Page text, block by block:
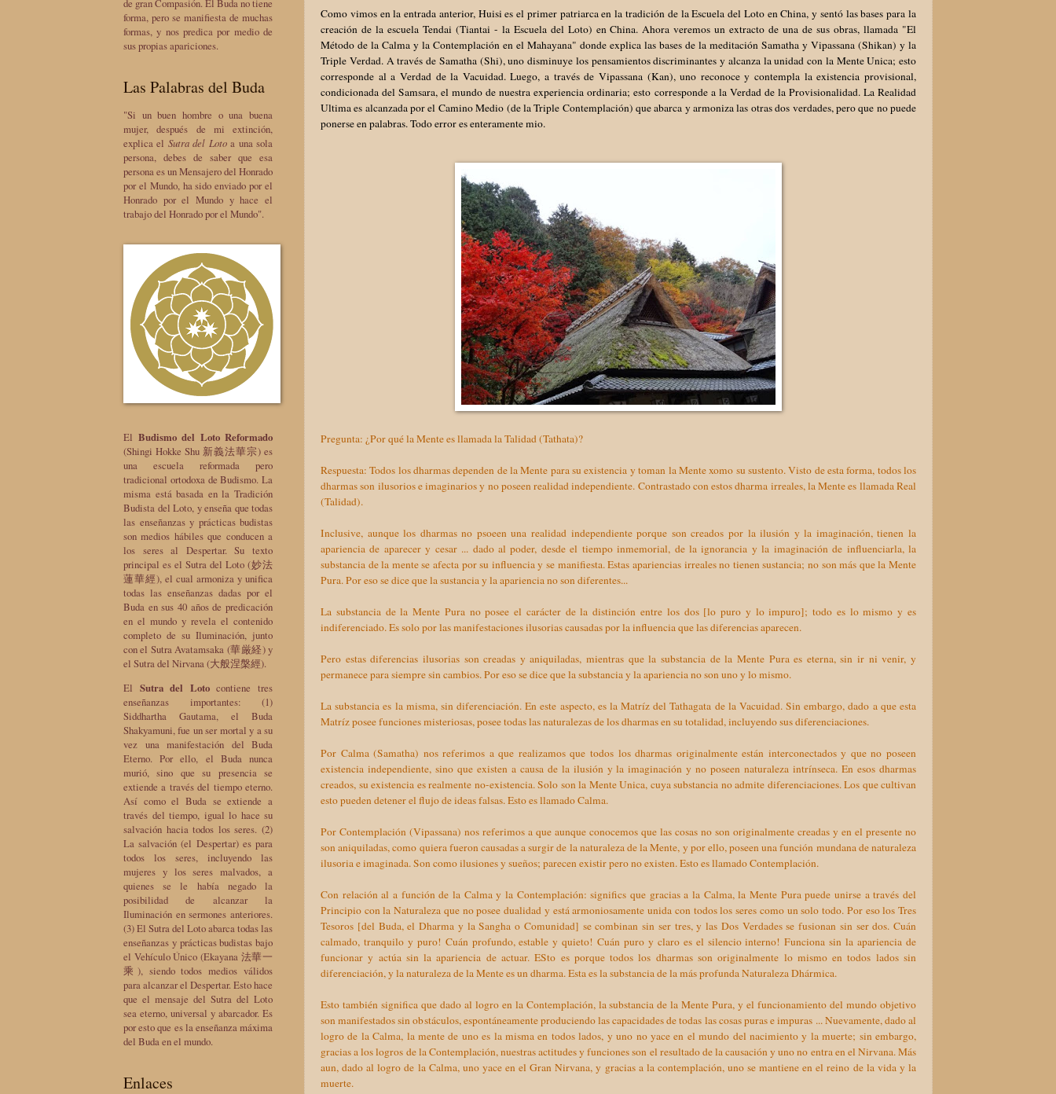
Como vimos en la entrada anterior, Huisi es el primer patriarca en la tradición de la Escuela del Loto en China, y sentó las bases para la
creación de la escuela Tendai (Tiantai - la Escuela del Loto) en China. Ahora veremos un extracto de una de sus obras, llamada "El
Método de la Calma y la Contemplación en el Mahayana" donde explica las bases de la meditación Samatha y Vipassana (Shikan) y la
Triple Verdad. A través de Samatha (Shi), uno disminuye los pensamientos discriminantes y alcanza la unidad con la Mente Unica; esto
corresponde al a Verdad de la Vacuidad. Luego, a través de Vipassana (Kan), uno reconoce y contempla la existencia provisional,
condicionada del Samsara, el mundo de nuestra experiencia ordinaria; esto corresponde a la Verdad de la Provisionalidad. La Realidad
Ultima es alcanzada por el Camino Medio (de la Triple Contemplación) que abarca y armoniza las otras dos verdades, pero que no puede
ponerse en palabras. Todo error es enteramente mio.
Pregunta: ¿Por qué la Mente es llamada la Talidad (Tathata)?
Respuesta: Todos los dharmas dependen de la Mente para su existencia y toman la Mente xomo su sustento. Visto de esta forma, todos los
dharmas son ilusorios e imaginarios y no poseen realidad independiente. Contrastado con estos dharma irreales, la Mente es llamada Real
(Talidad).
Inclusive, aunque los dharmas no psoeen una realidad independiente porque son creados por la ilusión y la imaginación, tienen la
apariencia de aparecer y cesar ... dado al poder, desde el tiempo inmemorial, de la ignorancia y la imaginación de influenciarla, la
substancia de la mente se afecta por su influencia y se manifiesta. Estas apariencias irreales no tienen sustancia; no son más que la Mente
Pura. Por eso se dice que la sustancia y la apariencia no son diferentes...
La substancia de la Mente Pura no posee el carácter de la distinción entre los dos [lo puro y lo impuro]; todo es lo mismo y es
indiferenciado. Es solo por las manifestaciones ilusorias causadas por la influencia que las diferencias aparecen.
Pero estas diferencias ilusorias son creadas y aniquiladas, mientras que la substancia de la Mente Pura es eterna, sin ir ni venir, y
permanece para siempre sin cambios. Por eso se dice que la substancia y la apariencia no son uno y lo mismo.
La substancia es la misma, sin diferenciación. En este aspecto, es la Matríz del Tathagata de la Vacuidad. Sin embargo, dado a que esta
Matríz posee funciones misteriosas, posee todas las naturalezas de los dharmas en su totalidad, incluyendo sus diferenciaciones.
Por Calma (Samatha) nos referimos a que realizamos que todos los dharmas originalmente están interconectados y que no poseen
existencia independiente, sino que existen a causa de la ilusión y la imaginación y no poseen naturaleza intrínseca. En esos dharmas
creados, su existencia es realmente no-existencia. Solo son la Mente Unica, cuya substancia no admite diferenciaciones. Los que cultivan
esto pueden detener el flujo de ideas falsas. Esto es llamado Calma.
Por Contemplación (Vipassana) nos referimos a que aunque conocemos que las cosas no son originalmente creadas y en el presente no
son aniquiladas, como quiera fueron causadas a surgir de la naturaleza de la Mente, y por ello, poseen una función mundana de naturaleza
ilusoria e imaginada. Son como ilusiones y sueños; parecen existir pero no existen. Esto es llamado Contemplación.
Con relación al a función de la Calma y la Contemplación: significs que gracias a la Calma, la Mente Pura puede unirse a través del
Principio con la Naturaleza que no posee dualidad y está armoniosamente unida con todos los seres como un solo todo. Por eso los Tres
Tesoros [del Buda, el Dharma y la Sangha o Comunidad] se combinan sin ser tres, y las Dos Verdades se fusionan sin ser dos. Cuán
calmado, tranquilo y puro! Cuán profundo, estable y quieto! Cuán puro y claro es el silencio interno! Funciona sin la apariencia de
funcionar y actúa sin la apariencia de actuar. ESto es porque todos los dharmas son originalmente lo mismo en todos lados sin
diferenciación, y la naturaleza de la Mente es un dharma. Esta es la substancia de la más profunda Naturaleza Dhármica.
Esto también significa que dado al logro en la Contemplación, la substancia de la Mente Pura, y el funcionamiento del mundo objetivo
son manifestados sin obstáculos, espontáneamente produciendo las capacidades de todas las cosas puras e impuras ... Nuevamente, dado al
logro de la Calma, la mente de uno es la misma en todos lados, y uno no yace en el mundo del nacimiento y la muerte; sin embargo,
gracias a los logros de la Contemplación, nuestras actitudes y funciones son el resultado de la causación y uno no entra en el Nirvana. Más
aun, dado al logro de la Calma, uno yace en el Gran Nirvana, y gracias a la contemplación, uno se mantiene en el reino de la vida y la
muerte.
de gran Compasión. El Buda no tiene
forma, pero se manifiesta de muchas
formas, y nos predica por medio de
sus propias apariciones.
Las Palabras del Buda
"Si un buen hombre o una buena
mujer, después de mi extinción,
explica el Sutra del Lotoa una sola
persona, debes de saber que esa
persona es un Mensajero del Honrado
por el Mundo, ha sido enviado por el
Honrado por el Mundo y hace el
trabajo del Honrado por el Mundo".
El Budismo del Loto Reformado
(Shingi Hokke Shu 新義法華宗) es
una escuela reformada pero
tradicional ortodoxa de Budismo. La
misma está basada en la Tradición
Budista del Loto, y enseña que todas
las enseñanzas y prácticas budistas
son medios hábiles que conducen a
los seres al Despertar. Su texto
principal es el Sutra del Loto (妙法
蓮華經), el cual armoniza y unifica
todas las enseñanzas dadas por el
Buda en sus 40 años de predicación
en el mundo y revela el contenido
completo de su Iluminación, junto
con el Sutra Avatamsaka (華厳経) y
el Sutra del Nirvana (大般涅槃經).
El Sutra del Lotocontiene tres
enseñanzas importantes: (1)
Siddhartha Gautama, el Buda
Shakyamuni, fue un ser mortal y a su
vez una manifestación del Buda
Eterno. Por ello, el Buda nunca
murió, sino que su presencia se
extiende a través del tiempo eterno.
Así como el Buda se extiende a
través del tiempo, igual lo hace su
salvación hacia todos los seres. (2)
La salvación (el Despertar) es para
todos los seres, incluyendo las
mujeres y los seres malvados, a
quienes se le había negado la
posibilidad de alcanzar la
Iluminación en sermones anteriores.
(3) El Sutra del Loto abarca todas las
enseñanzas y prácticas budistas bajo
el Vehículo Único (Ekayana 法華一
乘), siendo todos medios válidos
para alcanzar el Despertar. Esto hace
que el mensaje del Sutra del Loto
sea eterno, universal y abarcador. Es
por esto que es la enseñanza máxima
del Buda en el mundo.
Enlaces